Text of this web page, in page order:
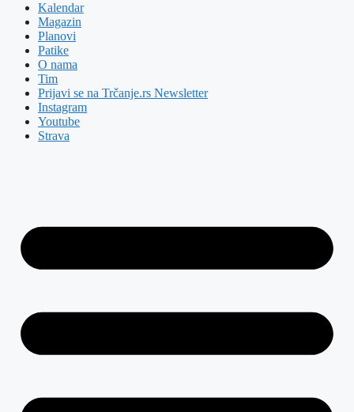
Kalendar
Magazin
Planovi
Patike
O nama
Tim
Prijavi se na Trčanje.rs Newsletter
Instagram
Youtube
Strava